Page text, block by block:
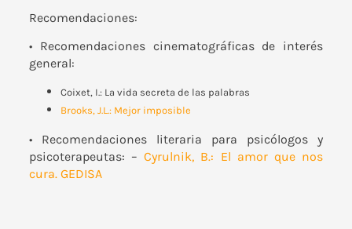
Recomendaciones:
• Recomendaciones cinematográficas de interés
general:
Coixet, I.: La vida secreta de las palabras
Brooks, J.L.: Mejor imposible
• Recomendaciones literaria para psicólogos y
psicoterapeutas: –Cyrulnik, B.: El amor que nos
cura. GEDISA